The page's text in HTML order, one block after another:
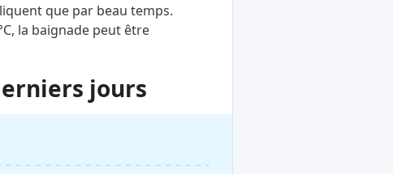
que par beau temps.
la baignade peut être
jours